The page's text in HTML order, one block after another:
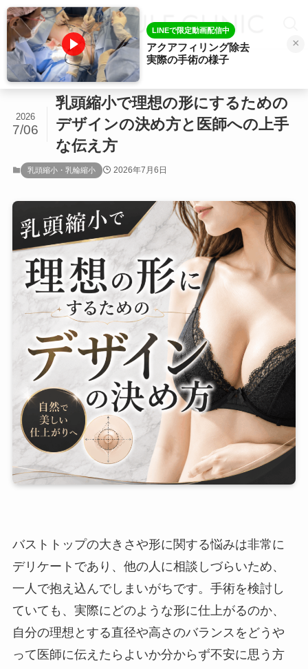
ホーム 乳頭縮小・乳輪縮小
乳頭縮小で理想の形にするための
デザインの決め方と医師への上手
な伝え方
2026
7/06
乳頭縮小・乳輪縮小 2026年7月6日
バストトップの大きさや形に関する悩みは非常に
デリケートであり、他の人に相談しづらいため、
一人で抱え込んでしまいがちです。手術を検討し
ていても、実際にどのような形に仕上がるのか、
自分の理想とする直径や高さのバランスをどうや
って医師に伝えたらよいか分からず不安に思う方
×
LINEで限定動画配信中
アクアフィリング除去
実際の手術の様子